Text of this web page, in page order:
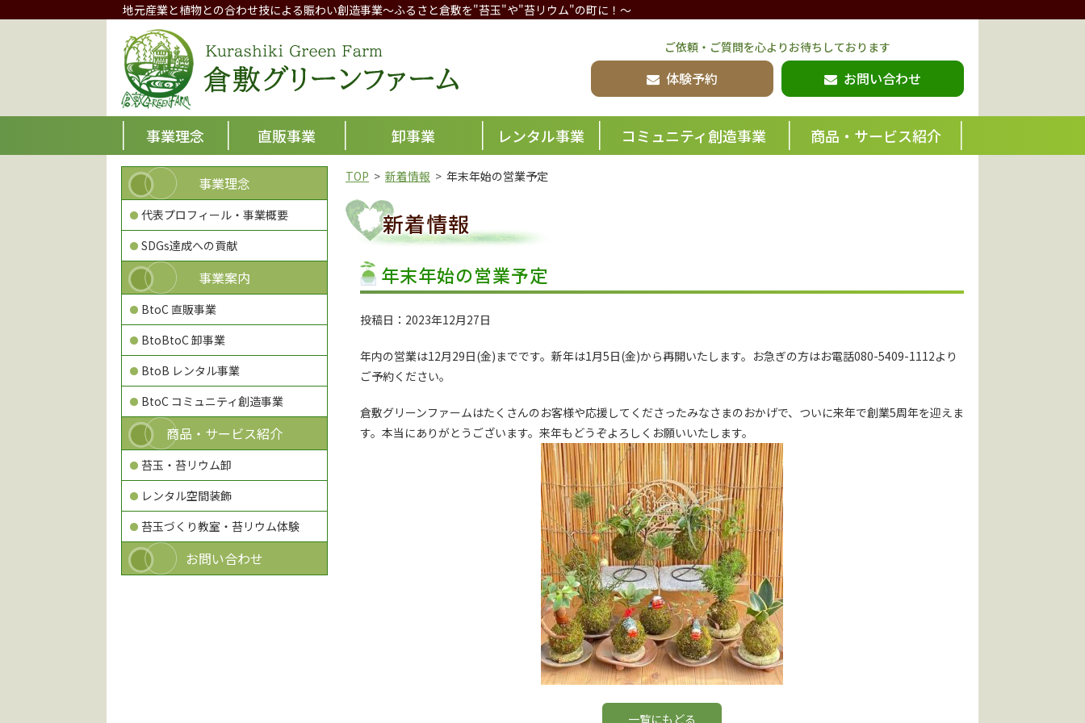
地元産業と植物との合わせ技による賑わい創造事業～ふるさと倉敷を"苔玉"や"苔リウム"の町に！～
ご依頼・ご質問を心よりお待ちしております
体験予約 お問い合わせ
事業理念 直販事業 卸事業 レンタル事業 コミュニティ創造事業 商品・サービス紹介
TOP 新着情報 年末年始の営業予定
新着情報
年末年始の営業予定
投稿日：2023年12月27日
年内の営業は12月29日(金)までです。新年は1月5日(金)から再開いたします。お急ぎの方はお電話080-5409-1112より
ご予約ください。
倉敷グリーンファームはたくさんのお客様や応援してくださったみなさまのおかげで、ついに来年で創業5周年を迎えま
す。本当にありがとうございます。来年もどうぞよろしくお願いいたします。
一覧にもどる
事業理念
代表プロフィール・事業概要
SDGs達成への貢献
事業案内
BtoC 直販事業
BtoBtoC 卸事業
BtoB レンタル事業
BtoC コミュニティ創造事業
商品・サービス紹介
苔玉・苔リウム卸
レンタル空間装飾
苔玉づくり教室・苔リウム体験
お問い合わせ